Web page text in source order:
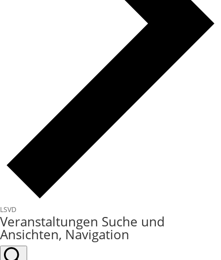
LSVD
Veranstaltungen
Veranstaltungen Suche und
Ansichten, Navigation